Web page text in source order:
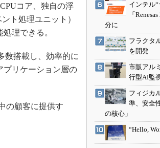
発
コア、独自の浮
ト処理ユニット）
理できる。
数搭載し、効率的に
プリケーション層の
の顧客に提供す
インテル
「
分に
フラクタ
を開発
市販アル
行型AI監
フィジカ
準、安全
の核心」
“Hello,